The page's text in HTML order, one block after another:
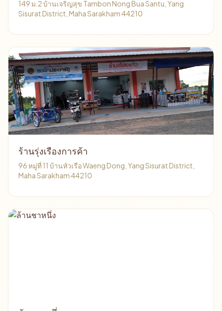
149 ม.2 บ้านเจริญสุข Tambon Nong Bua Santu, Yang
Sisurat District, Maha Sarakham 44210
ร้านรุ่งเรืองการค้า
96 หมู่ที่ 11 บ้านหัวเรือ Waeng Dong, Yang Sisurat District,
Maha Sarakham 44210